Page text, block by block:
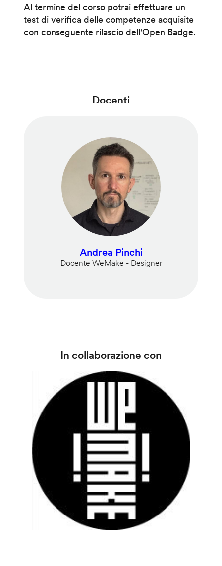
Al termine del corso potrai effettuare un
test di verifica delle competenze acquisite
con conseguente rilascio dell'Open Badge.
Docenti
Andrea Pinchi
Docente WeMake - Designer
In collaborazione con